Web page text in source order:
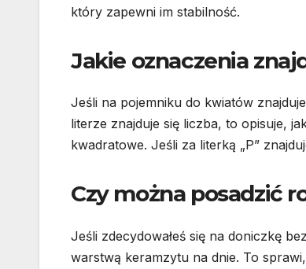
który zapewni im stabilność.
Jakie oznaczenia
Jeśli na pojemniku do kwiatów
literze znajduje się liczba, to opisuje,
kwadratowe. Jeśli za literką „P”
Czy można posadzić
Jeśli zdecydowałeś się na doniczkę
warstwą keramzytu na dnie. To